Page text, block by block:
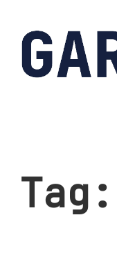
indhold
Tag: